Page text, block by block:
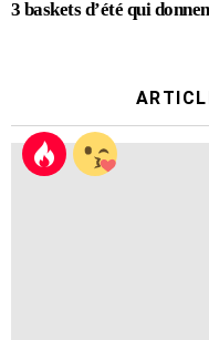
3 baskets d’été qui